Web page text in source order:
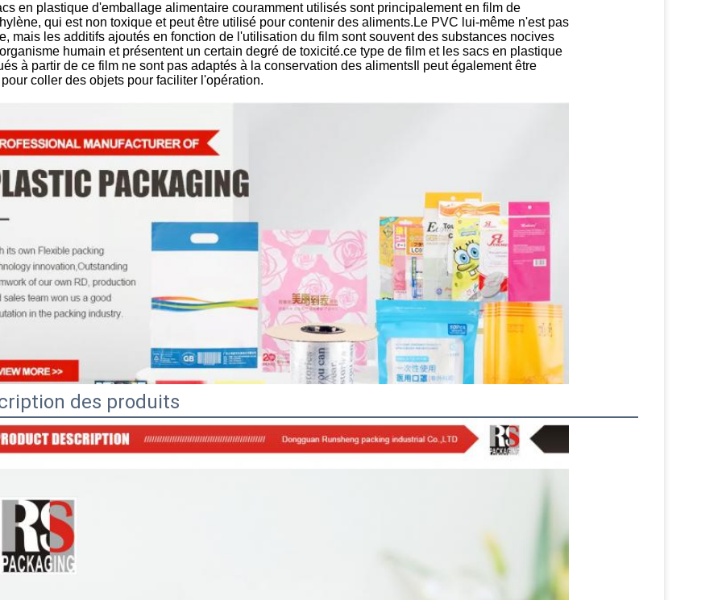
en plastique d'emballage alimentaire couramment utilisés sont principalement en film de
qui est non toxique et peut être utilisé pour contenir des aliments.Le PVC lui-même n'est pas
mais les additifs ajoutés en fonction de l'utilisation du film sont souvent des substances nocives
humain et présentent un certain degré de toxicité.ce type de film et les sacs en plastique
à partir de ce film ne sont pas adaptés à la conservation des alimentsIl peut également être
coller des objets pour faciliter l'opération.
des produits